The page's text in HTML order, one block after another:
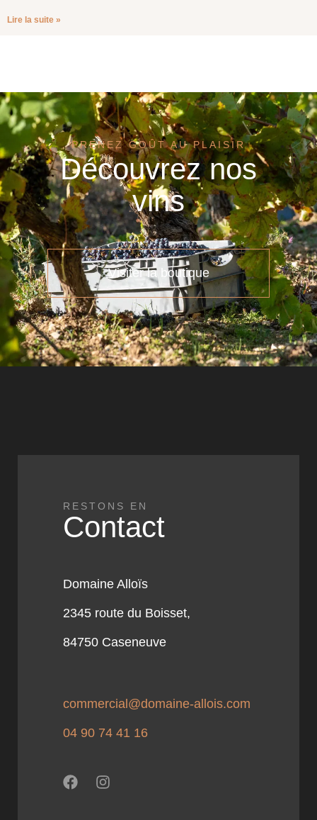
Lire la suite »
PRENEZ GOÛT AU PLAISIR
Découvrez nos
vins
Visiter la boutique
RESTONS EN
Contact
Domaine Alloïs
2345 route du Boisset,
84750 Caseneuve
commercial@domaine-allois.com
04 90 74 41 16